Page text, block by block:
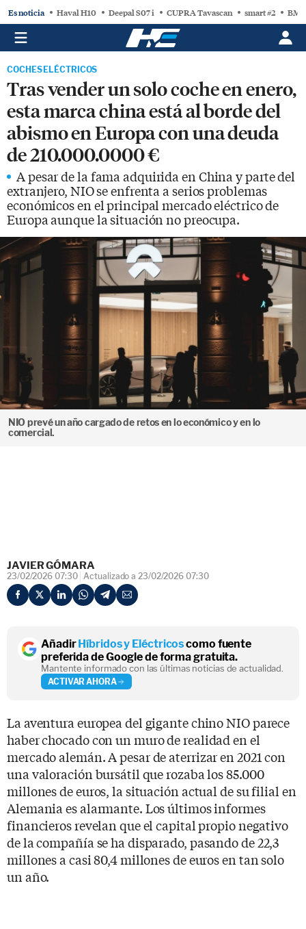
Es noticia Haval H10 Deepal S07 i CUPRA Tavascan smart #2
COCHES ELÉCTRICOS
Tras vender un solo coche en enero,
esta marca china está al borde del
abismo en Europa con una deuda
de 210.000.0000 €
A pesar de la fama adquirida en China y parte del
extranjero, NIO se enfrenta a serios problemas
económicos en el principal mercado eléctrico de
Europa aunque la situación no preocupa.
NIO prevé un año cargado de retos en lo económico y en lo
comercial.
JAVIER GÓMARA
23/02/2026 07:30 Actualizado a 23/02/2026 07:30
AñadirHíbridos y Eléctricoscomo fuente
preferida de Google de forma gratuita.
Mantente informado con las últimas noticias de actualidad.
ACTIVAR AHORA
La aventura europea del gigante chino NIO parece
haber chocado con un muro de realidad en el
mercado alemán. A pesar de aterrizar en 2021 con
una valoración bursátil que rozaba los 85.000
millones de euros, la situación actual de su filial en
Alemania es alarmante. Los últimos informes
financieros revelan que el capital propio negativo
de la compañía se ha disparado, pasando de 22,3
millones a casi 80,4 millones de euros en tan solo
un año.